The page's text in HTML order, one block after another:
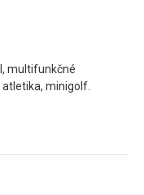
multifunkčné
atletika, minigolf.